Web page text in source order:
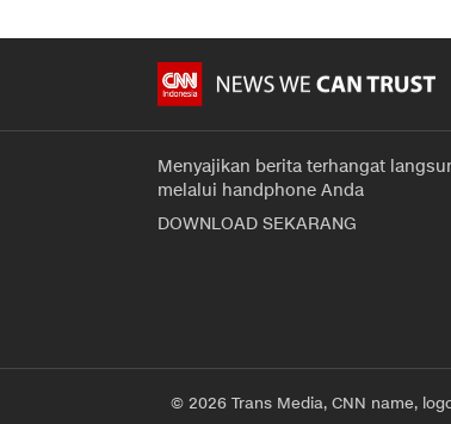
Menyajikan berita terhangat
melalui handphone Anda
DOWNLOAD SEKARANG
© 2026 Trans Media, CNN name,